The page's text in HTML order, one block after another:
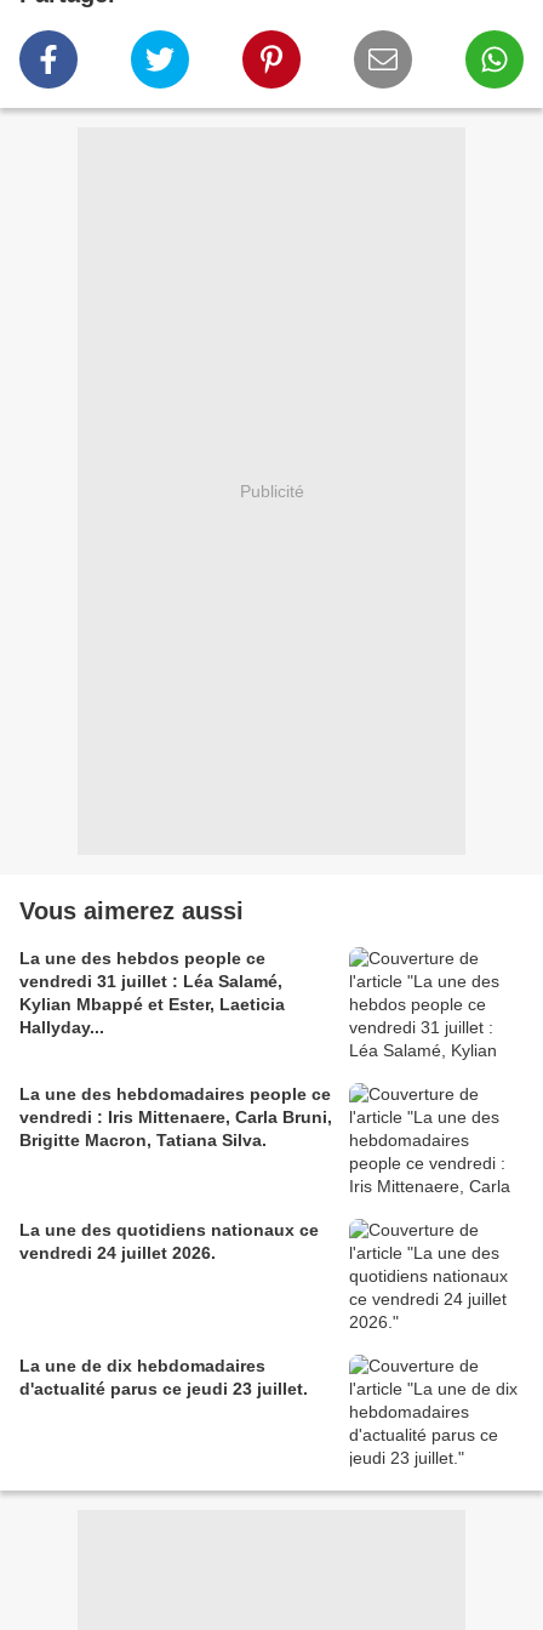
Publicité
Vous aimerez aussi
La une des hebdos people ce
vendredi 31 juillet : Léa Salamé,
Kylian Mbappé et Ester, Laeticia
Hallyday...
La une des hebdomadaires people ce
vendredi : Iris Mittenaere, Carla Bruni,
Brigitte Macron, Tatiana Silva.
La une des quotidiens nationaux ce
vendredi 24 juillet 2026.
La une de dix hebdomadaires
d'actualité parus ce jeudi 23 juillet.